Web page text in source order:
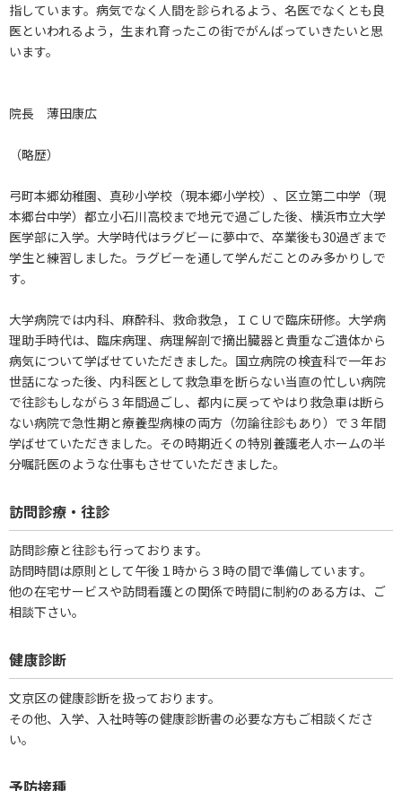
指しています。病気でなく人間を診られるよう、名医でなくとも良
医といわれるよう，生まれ育ったこの街でがんばっていきたいと思
います。
院長 薄田康広
（略歴）
弓町本郷幼稚園、真砂小学校（現本郷小学校）、区立第二中学（現
本郷台中学）都立小石川高校まで地元で過ごした後、横浜市立大学
医学部に入学。大学時代はラグビーに夢中で、卒業後も30過ぎまで
学生と練習しました。ラグビーを通して学んだことのみ多かりしで
す。
大学病院では内科、麻酔科、救命救急，ＩＣＵで臨床研修。大学病
理助手時代は、臨床病理、病理解剖で摘出臓器と貴重なご遺体から
病気について学ばせていただきました。国立病院の検査科で一年お
世話になった後、内科医として救急車を断らない当直の忙しい病院
で往診もしながら３年間過ごし、都内に戻ってやはり救急車は断ら
ない病院で急性期と療養型病棟の両方（勿論往診もあり）で３年間
学ばせていただきました。その時期近くの特別養護老人ホームの半
分嘱託医のような仕事もさせていただきました。
訪問診療・往診
訪問診療と往診も行っております。
訪問時間は原則として午後１時から３時の間で準備しています。
他の在宅サービスや訪問看護との関係で時間に制約のある方は、ご
相談下さい。
健康診断
文京区の健康診断を扱っております。
その他、入学、入社時等の健康診断書の必要な方もご相談くださ
い。